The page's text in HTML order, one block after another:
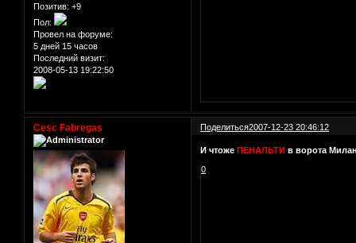
Позитив: +9
Пол:
Провел на форуме:
5 дней 15 часов
Последний визит:
2008-05-13 19:22:50
Поделиться2007-12-23 20:46:12
Cesc Fabregas
И чтожеПЕНАЛЬТИ в ворота
0